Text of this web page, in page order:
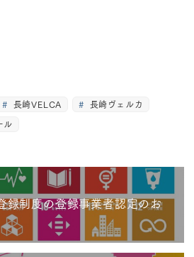
長崎VELCA
長崎ヴェルカ
ル
録制度の登録事業者認定のお